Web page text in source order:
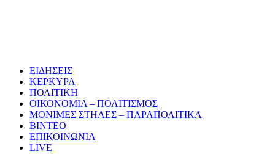
ΕΙΔΗΣΕΙΣ
ΚΕΡΚΥΡΑ
ΠΟΛΙΤΙΚΗ
ΟΙΚΟΝΟΜΙΑ – ΠΟΛΙΤΙΣΜΟΣ
ΜΟΝΙΜΕΣ ΣΤΗΛΕΣ – ΠΑΡΑΠΟΛΙΤΙΚΑ
ΒΙΝΤΕΟ
ΕΠΙΚΟΙΝΩΝΙΑ
LIVE